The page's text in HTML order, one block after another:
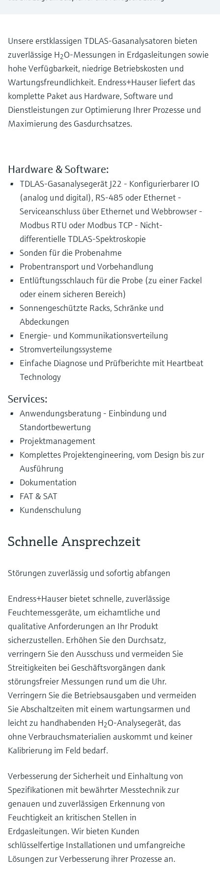
Dokumente finden
Ersatzteilsuche
Ersatzteile anhand von Produktwurzel,
Bestellcode oder Seriennummer finden
Alle ansehen
Prozessphotometer
Mikrowellentransmission
Memosens-Technologie
Alle ansehen
Unsere erstklassigen TDLAS-Gasanalysatoren bieten
zuverlässige H2O-Messungen in Erdgasleitungen sowie
hohe Verfügbarkeit, niedrige Betriebskosten und
Wartungsfreundlichkeit. Endress+Hauser liefert das
komplette Paket aus Hardware, Software und
Dienstleistungen zur Optimierung Ihrer Prozesse und
Maximierung des Gasdurchsatzes.
Hardware & Software:
TDLAS-Gasanalysegerät J22 - Konfigurierbarer IO
(analog und digital), RS-485 oder Ethernet -
Serviceanschluss über Ethernet und Webbrowser -
Modbus RTU oder Modbus TCP - Nicht-
differentielle TDLAS-Spektroskopie
Sonden für die Probenahme
Probentransport und Vorbehandlung
Entlüftungsschlauch für die Probe (zu einer Fackel
oder einem sicheren Bereich)
Sonnengeschützte Racks, Schränke und
Abdeckungen
Energie- und Kommunikationsverteilung
Stromverteilungssysteme
Einfache Diagnose und Prüfberichte mit Heartbeat
Technology
Services:
Anwendungsberatung - Einbindung und
Standortbewertung
Projektmanagement
Komplettes Projektengineering, vom Design bis zur
Ausführung
Dokumentation
FAT & SAT
Kundenschulung
Schnelle Ansprechzeit
Störungen zuverlässig und sofortig abfangen
Endress+Hauser bietet schnelle, zuverlässige
Feuchtemessgeräte, um eichamtliche und
qualitative Anforderungen an Ihr Produkt
sicherzustellen. Erhöhen Sie den Durchsatz,
verringern Sie den Ausschuss und vermeiden Sie
Streitigkeiten bei Geschäftsvorgängen dank
störungsfreier Messungen rund um die Uhr.
Verringern Sie die Betriebsausgaben und vermeiden
Sie Abschaltzeiten mit einem wartungsarmen und
leicht zu handhabenden H2O-Analysegerät, das
ohne Verbrauchsmaterialien auskommt und keiner
Kalibrierung im Feld bedarf.
Verbesserung der Sicherheit und Einhaltung von
Spezifikationen mit bewährter Messtechnik zur
genauen und zuverlässigen Erkennung von
Feuchtigkeit an kritischen Stellen in
Erdgasleitungen. Wir bieten Kunden
schlüsselfertige Installationen und umfangreiche
Lösungen zur Verbesserung ihrer Prozesse an.